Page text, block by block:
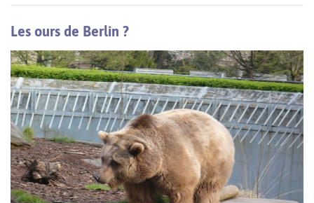
Les ours de Berlin ?